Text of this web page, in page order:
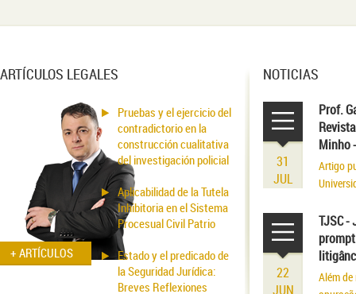
ARTÍCULOS LEGALES
+ ARTÍCULOS
Pruebas y el ejercicio del
contradictorio en la
construcción cualitativa
del investigación policial
Aplicabilidad de la Tutela
Inhibitoria en el Sistema
Procesual Civil Patrio
Estado y el predicado de
la Seguridad Jurídica:
Breves Reflexiones
NOTICIAS
31
JUL
Prof.
Minho
Artigo
22
JUN
TJSC -
Além